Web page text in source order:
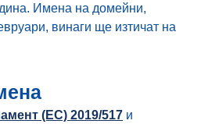
Имена на домейни,
винаги ще изтичат на
(ЕС) 2019/517 и